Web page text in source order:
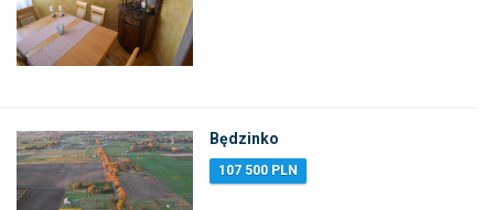
Będzinko
107 500 PLN